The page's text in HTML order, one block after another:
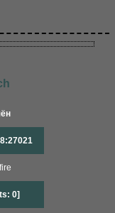
0]